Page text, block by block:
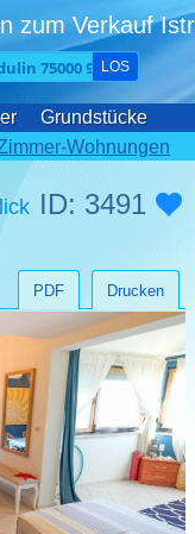
zum Verkauf
LOS
Grundstücke
Wohnungen
ID: 3491
Drucken
PDF